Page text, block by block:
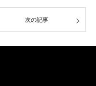
次の記事